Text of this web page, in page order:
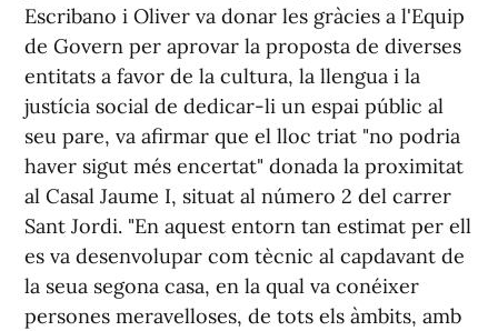
Escribano i Oliver va donar les gràcies a l'Equip
de Govern per aprovar la proposta de diverses
entitats a favor de la cultura, la llengua i la
justícia social de dedicar-li un espai públic al
seu pare, va afirmar que el lloc triat "no podria
haver sigut més encertat" donada la proximitat
al Casal Jaume I, situat al número 2 del carrer
Sant Jordi. "En aquest entorn tan estimat per ell
es va desenvolupar com tècnic al capdavant de
la seua segona casa, en la qual va conéixer
persones meravelloses, de tots els àmbits, amb